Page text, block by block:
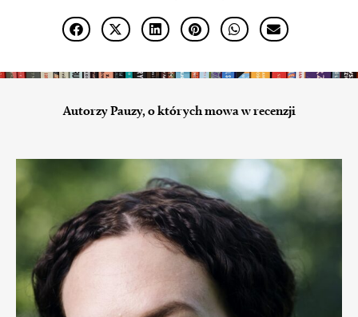
Autorzy Pauzy, o których mowa w recenzji